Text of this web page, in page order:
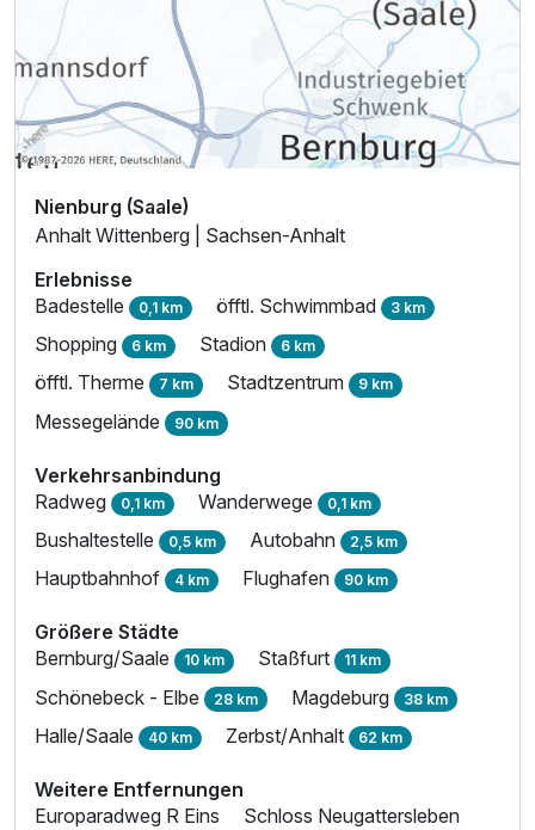
Zusatznächte
Nienburg (Saale)
Anhalt Wittenberg | Sachsen-Anhalt
Erlebnisse
Badestelle 0,1 km öfftl. Schwimmbad 3 km
Shopping 6 km Stadion 6 km
öfftl. Therme 7 km Stadtzentrum 9 km
Messegelände 90 km
Verkehrsanbindung
Radweg 0,1 km Wanderwege 0,1 km
Bushaltestelle 0,5 km Autobahn 2,5 km
Hauptbahnhof 4 km Flughafen 90 km
Größere Städte
Bernburg/Saale 10 km Staßfurt 11 km
Schönebeck - Elbe 28 km Magdeburg 38 km
Halle/Saale 40 km Zerbst/Anhalt 62 km
Weitere Entfernungen
Europaradweg R Eins
Schloss Neugattersleben